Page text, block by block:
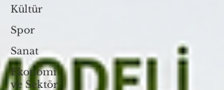
Kültür
Spor
Sanat
Ekonomi
ve Sektör